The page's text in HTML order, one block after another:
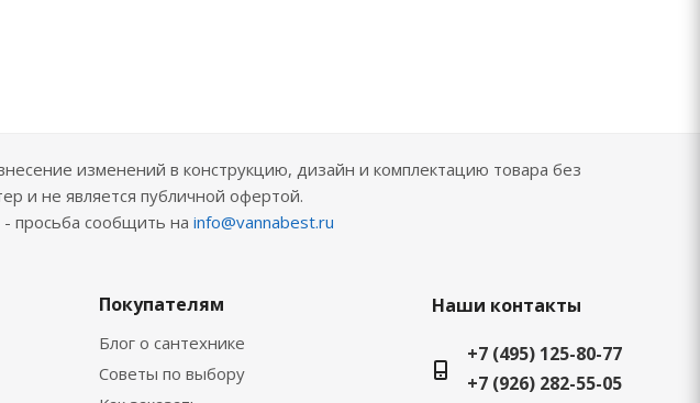
изменений в конструкцию, дизайн и комплектацию товара без
и не является публичной офертой.
просьба сообщить на info@vannabest.ru
Покупателям
Блог о сантехнике
Советы по выбору
Наши контакты
+7 (495) 125-80-77
+7 (926) 282-55-05